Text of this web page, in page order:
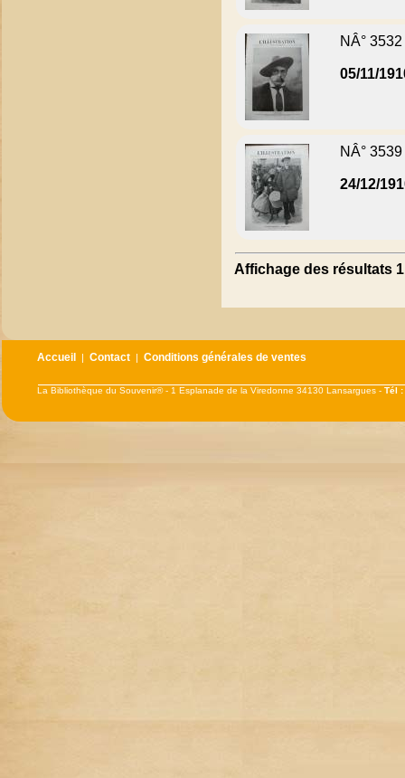
NÂ° 3532
05/11/
NÂ° 3539
24/12/
Affichage des résultats
Accueil |Contact |Conditions générales de ventes
La Bibliothèque du Souvenir® - 1 Esplanade de la Viredonne 34130 Lansargues -Tél